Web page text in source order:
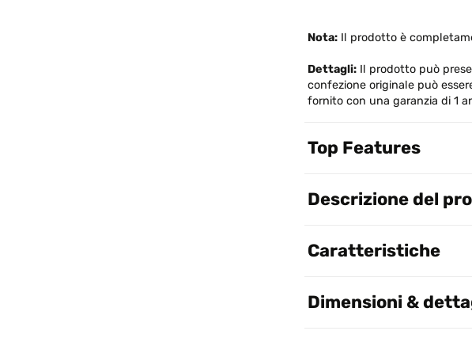
Nota: Il prodotto è
Dettagli: Il prodotto può
confezione originale può
fornito con una garanzia di 1
Top Features
Descrizione del
Caratteristiche
Dimensioni &